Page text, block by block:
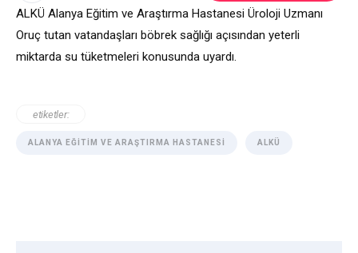
ALKÜ Alanya Eğitim ve Araştırma Hastanesi Üroloji Uzmanı
Oruç tutan vatandaşları böbrek sağlığı açısından yeterli
miktarda su tüketmeleri konusunda uyardı.
etiketler:
ALANYA EĞITIM VE ARAŞTIRMA HASTANESI ALKÜ